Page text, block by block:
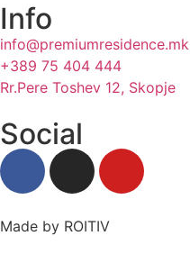
Info
info@premiumresidence.mk
+389 75 404 444
Rr.Pere Toshev 12, Skopje
Social
Made by ROITIV